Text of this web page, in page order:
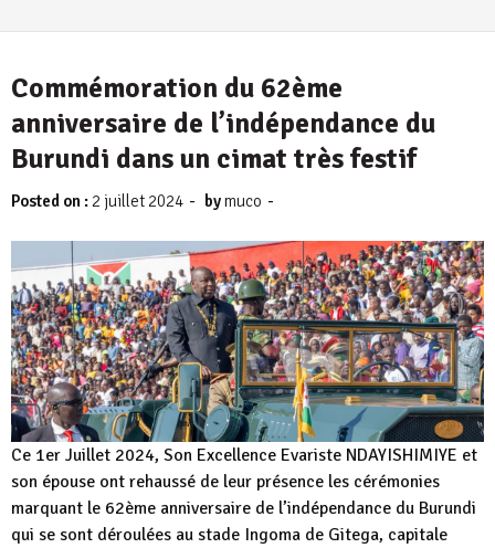
Commémoration du 62ème
anniversaire de l’indépendance du
Burundi dans un cimat très festif
Posted on : 2 juillet 2024 - bymuco -
Ce 1er Juillet 2024, Son Excellence Evariste NDAYISHIMIYE et
son épouse ont rehaussé de leur présence les cérémonies
marquant le 62ème anniversaire de l’indépendance du Burundi
qui se sont déroulées au stade Ingoma de Gitega, capitale